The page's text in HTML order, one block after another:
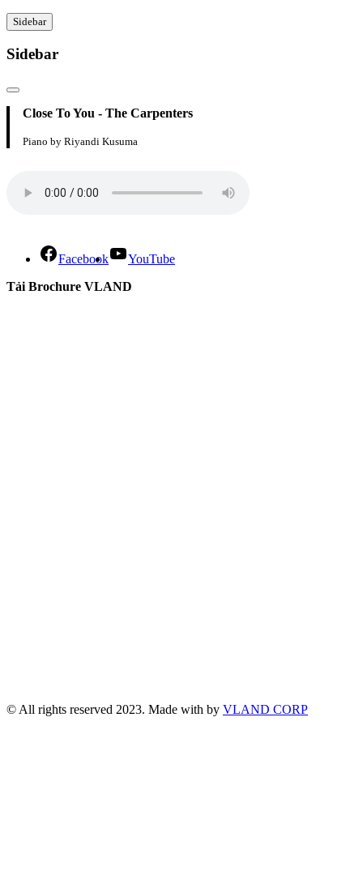
Sidebar
Sidebar
Close To You - The Carpenters
Piano by Riyandi Kusuma
Facebook
YouTube
Tải Brochure VLAND
© All rights reserved 2023. Made with by VLAND CORP